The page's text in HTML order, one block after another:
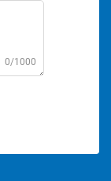
0/1000